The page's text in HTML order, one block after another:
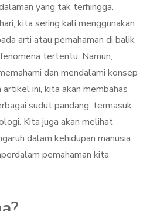
yang tak terhingga.
kita sering kali menggunakan
arti atau pemahaman di balik
tertentu. Namun,
dan mendalami konsep
ini, kita akan membahas
sudut pandang, termasuk
Kita juga akan melihat
dalam kehidupan manusia
pemahaman kita